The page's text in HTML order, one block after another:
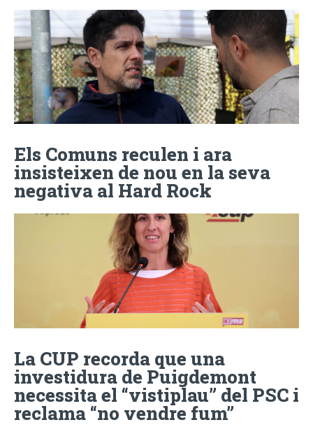
Els Comuns reculen i ara
insisteixen de nou en la seva
negativa al Hard Rock
La CUP recorda que una
investidura de Puigdemont
necessita el “vistiplau” del PSC i
reclama “no vendre fum”